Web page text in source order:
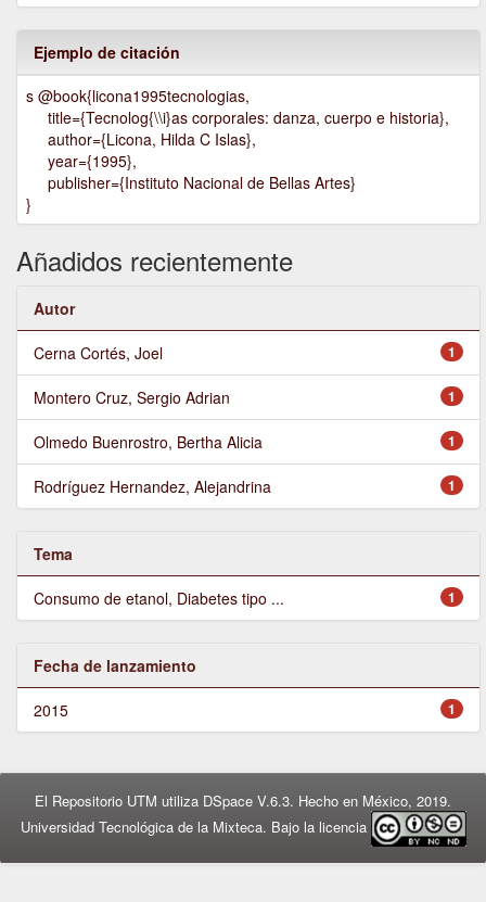
Ejemplo de citación
s @book{licona1995tecnologias,
title={Tecnolog{\\i}as corporales: danza, cuerpo e historia},
author={Licona, Hilda C Islas},
year={1995},
publisher={Instituto Nacional de Bellas Artes}
}
Añadidos recientemente
Autor
1
Cerna Cortés, Joel
1
Montero Cruz, Sergio Adrian
1
Olmedo Buenrostro, Bertha Alicia
1
Rodríguez Hernandez, Alejandrina
Tema
1
Consumo de etanol, Diabetes tipo ...
Fecha de lanzamiento
1
2015
El Repositorio UTM utiliza DSpace V.6.3. Hecho en México, 2019.
Universidad Tecnológica de la Mixteca. Bajo la licencia